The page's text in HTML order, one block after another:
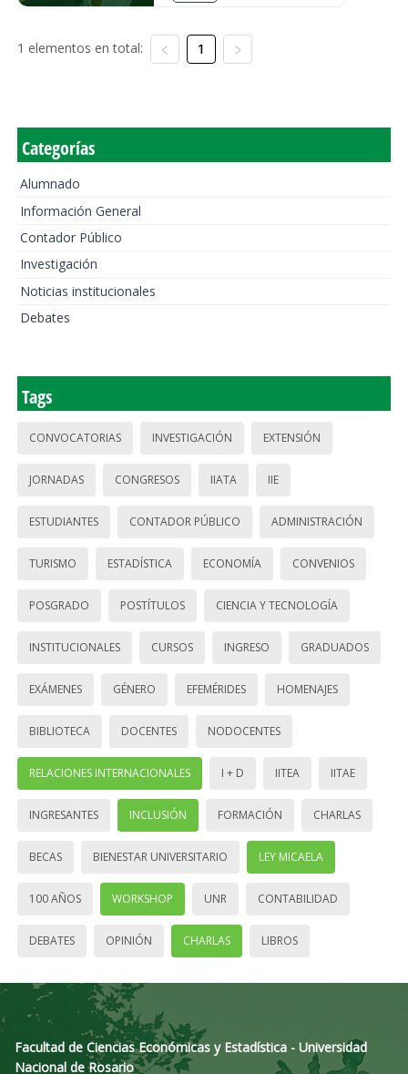
1 elementos en total: 1
Categorías
Alumnado
Información General
Contador Público
Investigación
Noticias institucionales
Debates
Tags
CONVOCATORIAS INVESTIGACIÓN EXTENSIÓN
JORNADAS CONGRESOS IIATA IIE
ESTUDIANTES CONTADOR PÚBLICO ADMINISTRACIÓN
TURISMO ESTADÍSTICA ECONOMÍA CONVENIOS
POSGRADO POSTÍTULOS CIENCIA Y TECNOLOGÍA
INSTITUCIONALES CURSOS INGRESO GRADUADOS
EXÁMENES GÉNERO EFEMÉRIDES HOMENAJES
BIBLIOTECA DOCENTES NODOCENTES
RELACIONES INTERNACIONALES I + D IITEA IITAE
INGRESANTES INCLUSIÓN FORMACIÓN CHARLAS
BECAS BIENESTAR UNIVERSITARIO LEY MICAELA
100 AÑOS WORKSHOP UNR CONTABILIDAD
DEBATES OPINIÓN CHARLAS LIBROS
Facultad de Ciencias Económicas y Estadística - Universidad
Nacional de Rosario